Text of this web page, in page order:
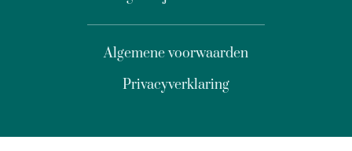
Privacyverklaring
Algemene voorwaarden